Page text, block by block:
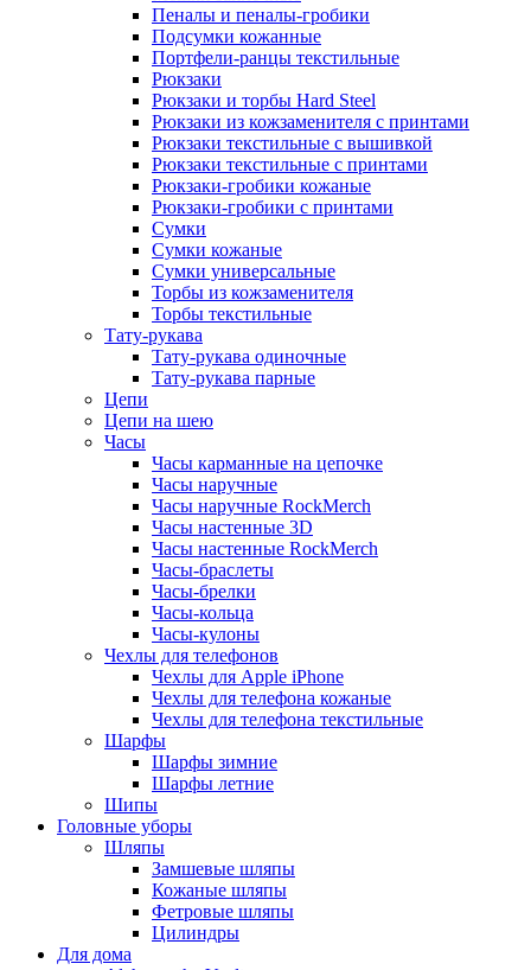
Пеналы и пеналы-гробики
Подсумки кожанные
Портфели-ранцы текстильные
Рюкзаки
Рюкзаки и торбы Hard Steel
Рюкзаки из кожзаменителя с принтами
Рюкзаки текстильные с вышивкой
Рюкзаки текстильные с принтами
Рюкзаки-гробики кожаные
Рюкзаки-гробики с принтами
Сумки
Сумки кожаные
Сумки универсальные
Торбы из кожзаменителя
Торбы текстильные
Тату-рукава
Тату-рукава одиночные
Тату-рукава парные
Цепи
Цепи на шею
Часы
Часы карманные на цепочке
Часы наручные
Часы наручные RockMerch
Часы настенные 3D
Часы настенные RockMerch
Часы-браслеты
Часы-брелки
Часы-кольца
Часы-кулоны
Чехлы для телефонов
Чехлы для Apple iPhone
Чехлы для телефона кожаные
Чехлы для телефона текстильные
Шарфы
Шарфы зимние
Шарфы летние
Шипы
Головные уборы
Шляпы
Замшевые шляпы
Кожаные шляпы
Фетровые шляпы
Цилиндры
Для дома